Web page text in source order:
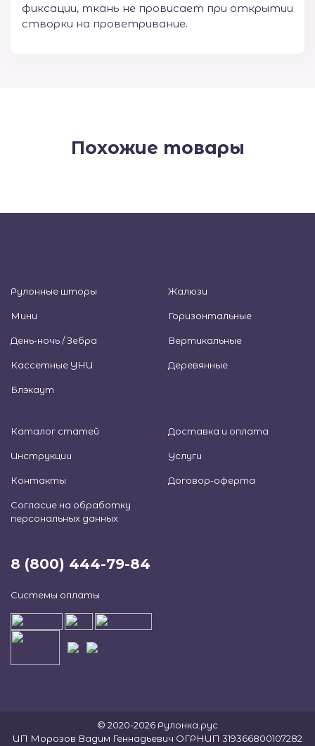
фиксации, ткань не провисает при открытии
створки на проветривание.
Похожие товары
Рулонные шторы
Мини
День-ночь / Зебра
Кассетные УНИ
Блэкаут
Жалюзи
Горизонтальные
Вертикальные
Деревянные
Каталог статей Доставка и оплата
Инструкции Услуги
Контакты Договор-оферта
Согласие на обработку
персональных данных
8 (800) 444-79-84
Системы оплаты
© 2020-2026 Рулонка.рус
ИП Морозов Вадим Геннадьевич ОГРНИП 319366800107282